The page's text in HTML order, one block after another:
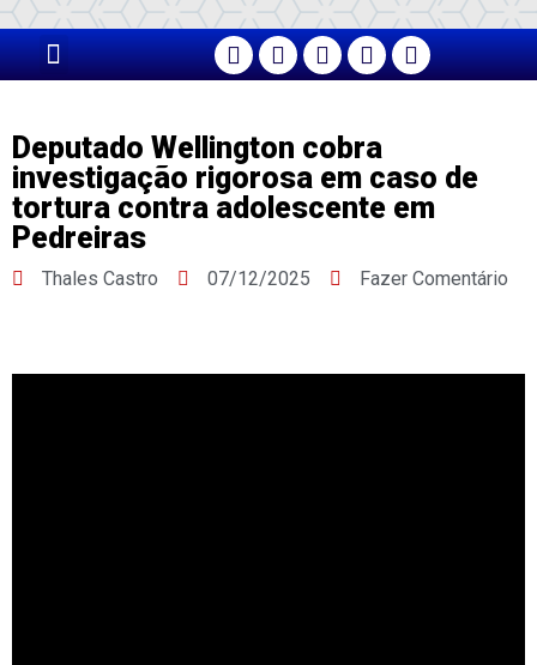
Deputado Wellington cobra
investigação rigorosa em caso de
tortura contra adolescente em
Pedreiras
Thales Castro 07/12/2025 Fazer Comentário